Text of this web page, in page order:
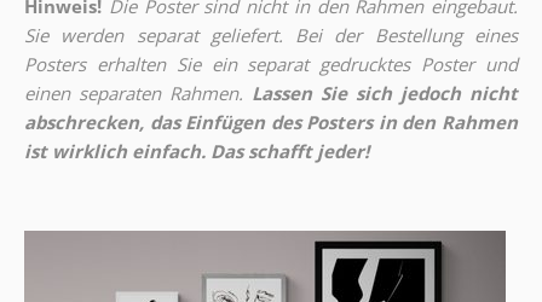
Hinweis! Die Poster sind nicht in den Rahmen eingebaut.
Sie werden separat geliefert. Bei der Bestellung eines
Posters erhalten Sie ein separat gedrucktes Poster und
einen separaten Rahmen. Lassen Sie sich jedoch nicht
abschrecken, das Einfügen des Posters in den Rahmen
ist wirklich einfach. Das schafft jeder!